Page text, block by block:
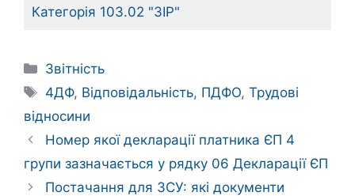
Категорія 103.02 "ЗІР"
Категорії
Звітність
Позначки
4ДФ, Відповідальність, ПДФО,Трудові
відносини
Номер якої декларації платника ЄП 4
групи зазначається у рядку 06 Декларації ЄП
Постачання для ЗСУ: які документи